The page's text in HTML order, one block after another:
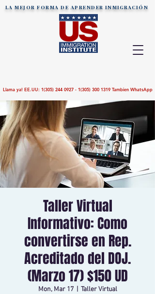
LA MEJOR FORMA DE APRENDERINMIGRACIÓN
Llama ya! EE.UU: 1(305) 244 0927 - 1(305) 300 1319Tambien WhatsApp
Taller Virtual
Informativo: Como
convertirse en Rep.
Acreditado del DOJ.
(Marzo 17) $150 UD
Mon, Mar 17
  |
Taller Virtual